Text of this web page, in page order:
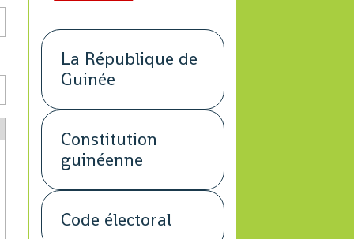
La République de
Guinée
Constitution
guinéenne
Code électoral